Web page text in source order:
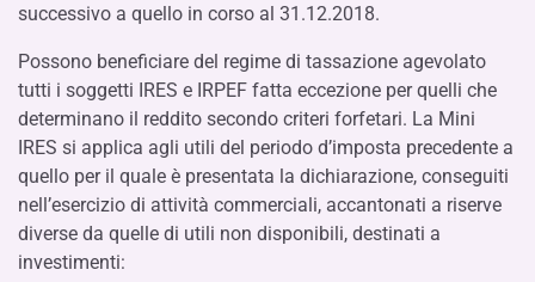
successivo a quello in corso al 31.12.2018.
Possono beneficiare del regime di tassazione agevolato
tutti i soggetti IRES e IRPEF fatta eccezione per quelli che
determinano il reddito secondo criteri forfetari. La Mini
IRES si applica agli utili del periodo d’imposta precedente a
quello per il quale è presentata la dichiarazione, conseguiti
nell’esercizio di attività commerciali, accantonati a riserve
diverse da quelle di utili non disponibili, destinati a
investimenti: